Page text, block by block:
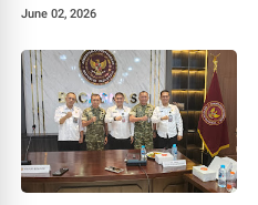
PT PMM: Sudah Layak
June 02, 2026